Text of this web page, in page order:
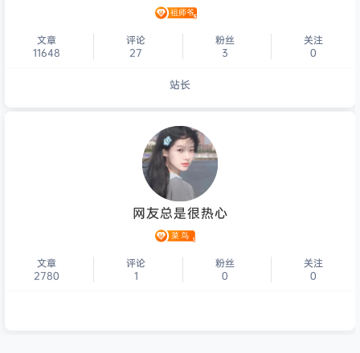
文章
11648
评论
27
粉丝
3
关注
0
站长
个人主页
网友总是很热心
文章
2780
评论
1
粉丝
0
关注
0